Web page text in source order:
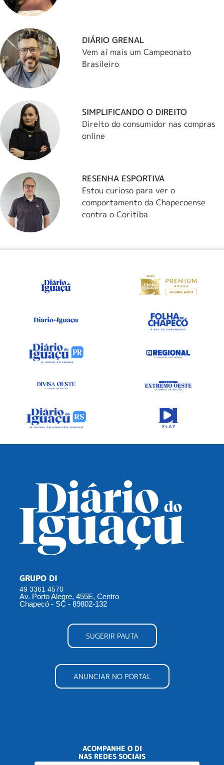
DIÁRIO GRENAL
Vem aí mais um Campeonato
Brasileiro
SIMPLIFICANDO O DIREITO
Direito do consumidor nas compras
online
RESENHA ESPORTIVA
Estou curioso para ver o
comportamento da Chapecoense
contra o Coritiba
GRUPO DI
49 3361 4570
Av. Porto Alegre, 455E, Centro
Chapecó - SC - 89802-132
SUGERIR PAUTA
ANUNCIAR NO PORTAL
ACOMPANHE O DI
NAS REDES SOCIAIS